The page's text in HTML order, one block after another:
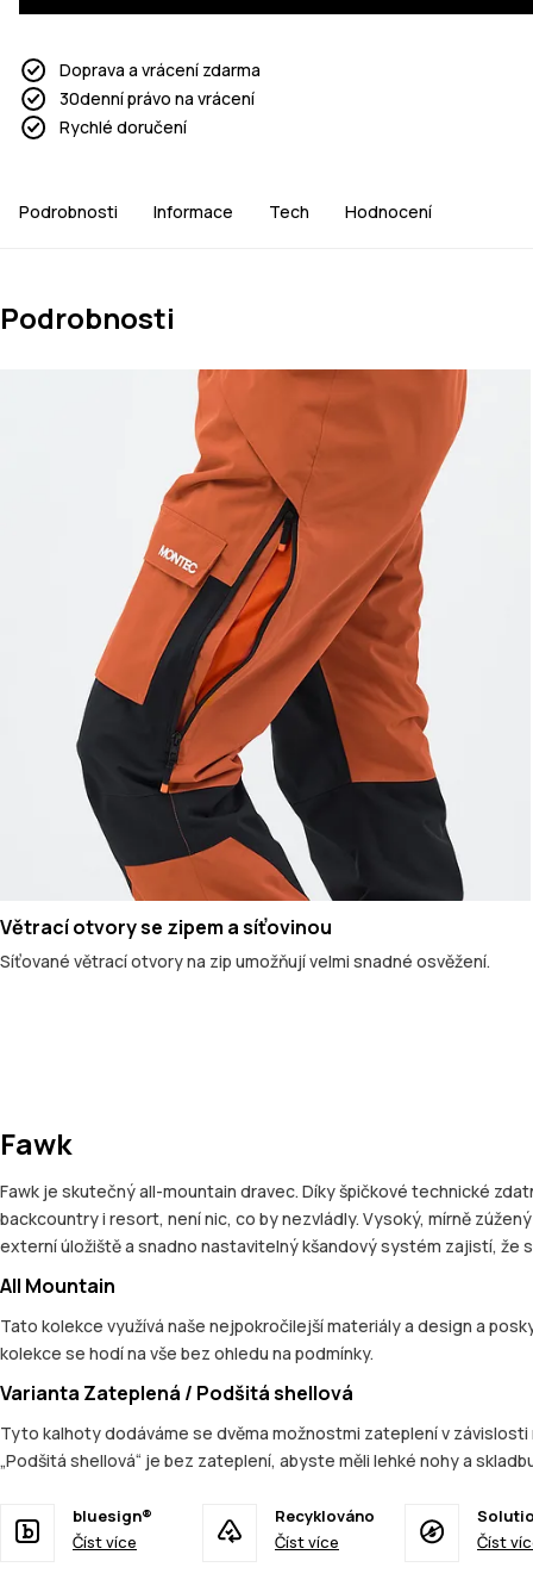
Doprava a vrácení zdarma
30denní právo na vrácení
Rychlé doručení
Podrobnosti Informace Tech Hodnocení
Podrobnosti
Větrací otvory se zipem a síťovinou
Síťované větrací otvory na zip umožňují velmi snadné osvěžení.
Fawk
Fawk je skutečný all-mountain dravec. Díky špičkové technické
backcountry i resort, není nic, co by nezvládly. Vysoký, mírně
externí úložiště a snadno nastavitelný kšandový systém zajistí, že
All Mountain
Tato kolekce využívá naše nejpokročilejší materiály a design a
kolekce se hodí na vše bez ohledu na podmínky.
Varianta Zateplená / Podšitá shellová
Tyto kalhoty dodáváme se dvěma možnostmi zateplení v
„Podšitá shellová“ je bez zateplení, abyste měli lehké nohy a
bluesign®
Číst více
Recyklováno
Číst více
Číst